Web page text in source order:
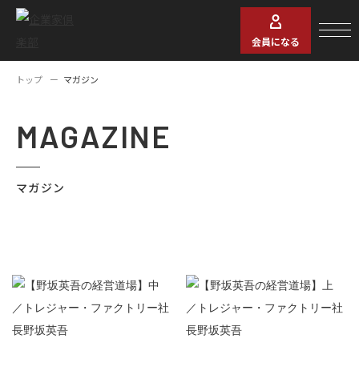
会員になる
トップ マガジン
MAGAZINE
マガジン